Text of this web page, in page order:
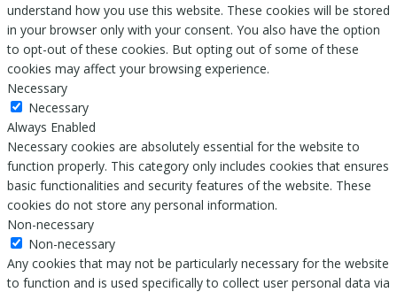
understand how you use this website. These cookies will be stored
in your browser only with your consent. You also have the option
to opt-out of these cookies. But opting out of some of these
cookies may affect your browsing experience.
Necessary
Necessary
Always Enabled
Necessary cookies are absolutely essential for the website to
function properly. This category only includes cookies that ensures
basic functionalities and security features of the website. These
cookies do not store any personal information.
Non-necessary
Non-necessary
Any cookies that may not be particularly necessary for the website
to function and is used specifically to collect user personal data via